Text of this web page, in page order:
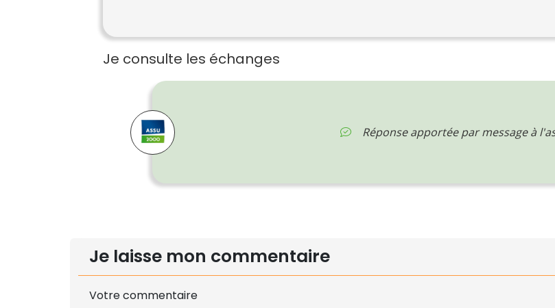
Je consulte les échanges
Réponse apportée par message à
Je laisse mon commentaire
Votre commentaire